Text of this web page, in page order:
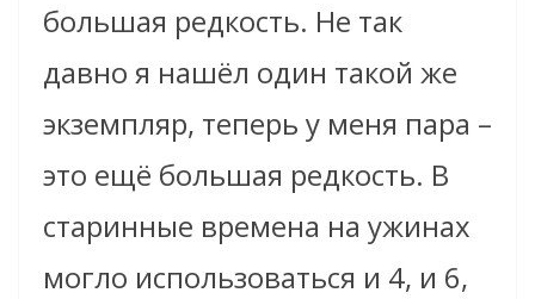
большая редкость. Не так
давно я нашёл один такой же
экземпляр, теперь у меня пара –
это ещё большая редкость. В
старинные времена на ужинах
могло использоваться и 4, и 6,